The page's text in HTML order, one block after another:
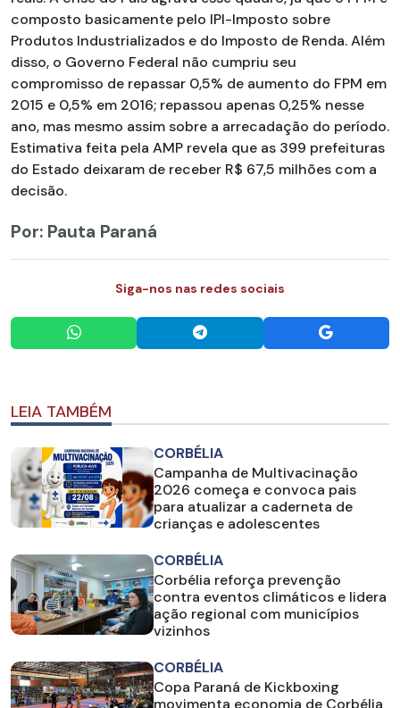
composto basicamente pelo IPI-Imposto sobre
Produtos Industrializados e do Imposto de Renda. Além
disso, o Governo Federal não cumpriu seu
compromisso de repassar 0,5% de aumento do FPM em
2015 e 0,5% em 2016; repassou apenas 0,25% nesse
ano, mas mesmo assim sobre a arrecadação do período.
Estimativa feita pela AMP revela que as 399 prefeituras
do Estado deixaram de receber R$ 67,5 milhões com a
decisão.
Por: Pauta Paraná
Siga-nos nas redes sociais
LEIA TAMBÉM
CORBÉLIA
Campanha de Multivacinação
2026 começa e convoca pais
para atualizar a caderneta de
crianças e adolescentes
CORBÉLIA
Corbélia reforça prevenção
contra eventos climáticos e lidera
ação regional com municípios
vizinhos
CORBÉLIA
Copa Paraná de Kickboxing
movimenta economia de Corbélia